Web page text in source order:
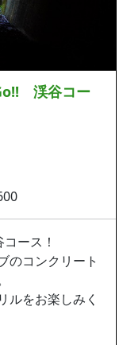
渓谷コー
ース！
のコンクリート
ルをお楽しみく